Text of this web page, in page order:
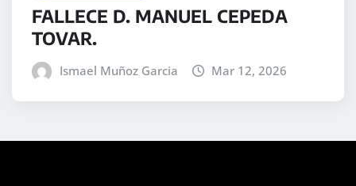
FALLECE D. MANUEL CEPEDA
TOVAR.
Ismael Muñoz Garcia Mar 12, 2026